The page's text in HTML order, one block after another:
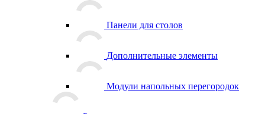
Панели для столов
Дополнительные элементы
Модули напольных перегородок